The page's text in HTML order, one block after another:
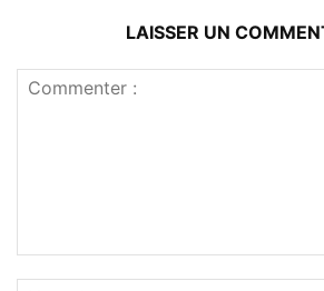
LAISSER UN